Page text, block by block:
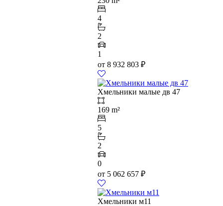
4
2
1
от 8 932 803 ₽
Хмельники малые дв 47
169 m²
5
2
0
от 5 062 657 ₽
Хмельники м11